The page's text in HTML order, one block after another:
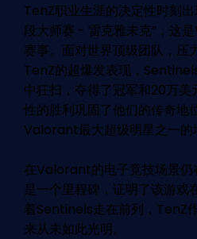
TenZ职业生涯的决定性时刻
段大师赛 - 雷克雅未克”，这
赛事。面对世界顶级团队，压
TenZ的超爆发表现，
中狂扫，夺得了冠军和20万
性的胜利巩固了他们的传奇地
Valorant最大超级明星之一的
在Valorant的电子竞技场景仍
是一个里程碑，证明了该游戏
着Sentinels走在前列，TenZ
来从未如此光明。